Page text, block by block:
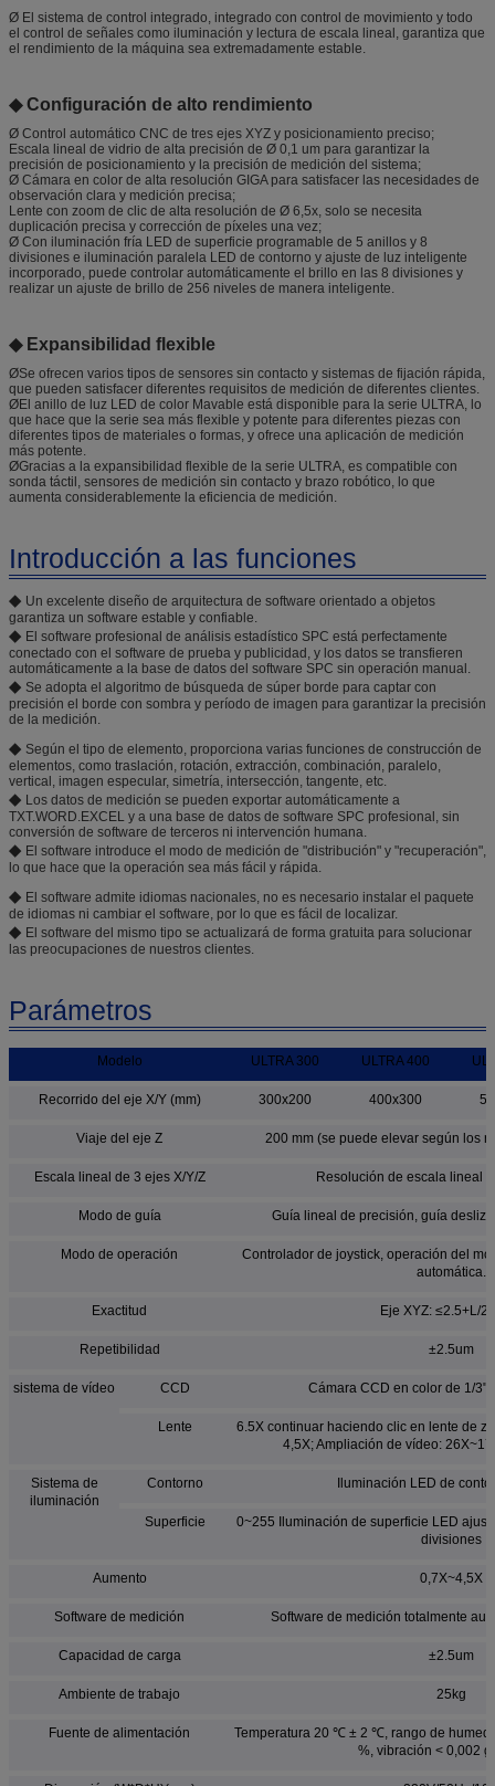
Ø El sistema de control integrado, integrado con control de movimiento y todo
el control de señales como iluminación y lectura de escala lineal, garantiza que
el rendimiento de la máquina sea extremadamente estable.
◆ Configuración de alto rendimiento
Ø Control automático CNC de tres ejes XYZ y posicionamiento preciso;
Escala lineal de vidrio de alta precisión de Ø 0,1 um para garantizar la
precisión de posicionamiento y la precisión de medición del sistema;
Ø Cámara en color de alta resolución GIGA para satisfacer las necesidades de
observación clara y medición precisa;
Lente con zoom de clic de alta resolución de Ø 6,5x, solo se necesita
duplicación precisa y corrección de píxeles una vez;
Ø Con iluminación fría LED de superficie programable de 5 anillos y 8
divisiones e iluminación paralela LED de contorno y ajuste de luz inteligente
incorporado, puede controlar automáticamente el brillo en las 8 divisiones y
realizar un ajuste de brillo de 256 niveles de manera inteligente.
◆ Expansibilidad flexible
ØSe ofrecen varios tipos de sensores sin contacto y sistemas de fijación rápida,
que pueden satisfacer diferentes requisitos de medición de diferentes clientes.
ØEl anillo de luz LED de color Mavable está disponible para la serie ULTRA, lo
que hace que la serie sea más flexible y potente para diferentes piezas con
diferentes tipos de materiales o formas, y ofrece una aplicación de medición
más potente.
ØGracias a la expansibilidad flexible de la serie ULTRA, es compatible con
sonda táctil, sensores de medición sin contacto y brazo robótico, lo que
aumenta considerablemente la eficiencia de medición.
Introducción a las funciones
◆ Un excelente diseño de arquitectura de software orientado a objetos
garantiza un software estable y confiable.
◆ El software profesional de análisis estadístico SPC está perfectamente
conectado con el software de prueba y publicidad, y los datos se transfieren
automáticamente a la base de datos del software SPC sin operación manual.
◆ Se adopta el algoritmo de búsqueda de súper borde para captar con
precisión el borde con sombra y período de imagen para garantizar la precisión
de la medición.
◆ Según el tipo de elemento, proporciona varias funciones de construcción de
elementos, como traslación, rotación, extracción, combinación, paralelo,
vertical, imagen especular, simetría, intersección, tangente, etc.
◆ Los datos de medición se pueden exportar automáticamente a
TXT.WORD.EXCEL y a una base de datos de software SPC profesional, sin
conversión de software de terceros ni intervención humana.
◆ El software introduce el modo de medición de "distribución" y "recuperación",
lo que hace que la operación sea más fácil y rápida.
◆ El software admite idiomas nacionales, no es necesario instalar el paquete
de idiomas ni cambiar el software, por lo que es fácil de localizar.
◆ El software del mismo tipo se actualizará de forma gratuita para solucionar
las preocupaciones de nuestros clientes.
Parámetros
Modelo ULTRA 300 ULTRA 400
Recorrido del eje X/Y (mm) 300x200 400x300
Viaje del eje Z 200 mm (se puede elevar según los
Escala lineal de 3 ejes X/Y/Z Resolución de escala lineal
Modo de guía Guía lineal de precisión, guía
Modo de operación
Controlador de joystick, operación del
automática.
Exactitud Eje XYZ: ≤2.5+L/
Repetibilidad ±2.5um
sistema de vídeo CCD Cámara CCD en color de 1/3"
Lente
6.5X continuar haciendo clic en lente de
4,5X; Ampliación de vídeo:
Sistema de
iluminación
Contorno Iluminación LED de
Superficie
0~255 Iluminación de superficie LED
divisiones
Aumento 0,7X~4,5X
Software de medición Software de medición totalmente
Capacidad de carga ±2.5um
Ambiente de trabajo 25kg
Fuente de alimentación
Temperatura 20 ℃ ± 2 ℃, rango de
%, vibración < 0,002